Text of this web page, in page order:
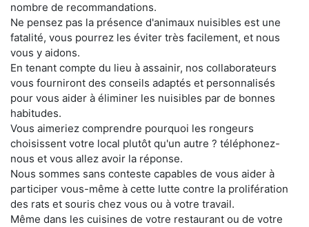
nombre de recommandations.
Ne pensez pas la présence d'animaux nuisibles est une
fatalité, vous pourrez les éviter très facilement, et nous
vous y aidons.
En tenant compte du lieu à assainir, nos collaborateurs
vous fourniront des conseils adaptés et personnalisés
pour vous aider à éliminer les nuisibles par de bonnes
habitudes.
Vous aimeriez comprendre pourquoi les rongeurs
choisissent votre local plutôt qu'un autre ? téléphonez-
nous et vous allez avoir la réponse.
Nous sommes sans conteste capables de vous aider à
participer vous-même à cette lutte contre la prolifération
des rats et souris chez vous ou à votre travail.
Même dans les cuisines de votre restaurant ou de votre